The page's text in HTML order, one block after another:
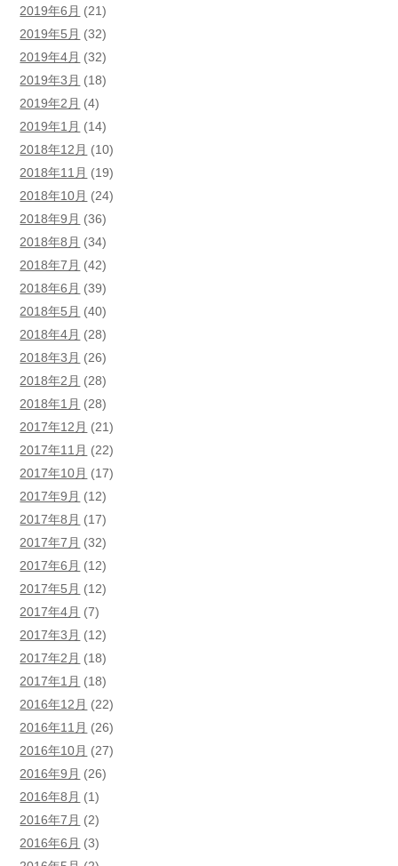
2019年6月 (21)
2019年5月 (32)
2019年4月 (32)
2019年3月 (18)
2019年2月 (4)
2019年1月 (14)
2018年12月 (10)
2018年11月 (19)
2018年10月 (24)
2018年9月 (36)
2018年8月 (34)
2018年7月 (42)
2018年6月 (39)
2018年5月 (40)
2018年4月 (28)
2018年3月 (26)
2018年2月 (28)
2018年1月 (28)
2017年12月 (21)
2017年11月 (22)
2017年10月 (17)
2017年9月 (12)
2017年8月 (17)
2017年7月 (32)
2017年6月 (12)
2017年5月 (12)
2017年4月 (7)
2017年3月 (12)
2017年2月 (18)
2017年1月 (18)
2016年12月 (22)
2016年11月 (26)
2016年10月 (27)
2016年9月 (26)
2016年8月 (1)
2016年7月 (2)
2016年6月 (3)